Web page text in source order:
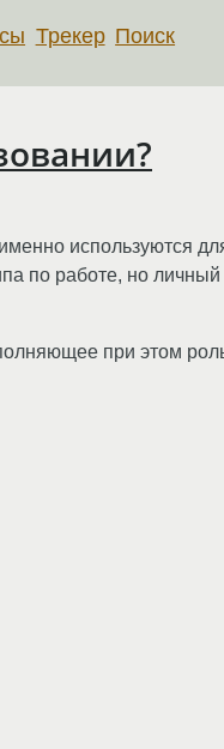
Трекер Поиск
используются
по работе, но
при этом